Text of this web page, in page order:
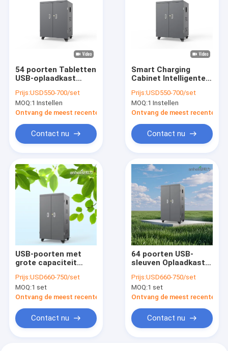
54 poorten Tabletten
USB-oplaadkast
Prijs:USD550-700/set
MOQ:1 Instellen
Ontvang de meest recente Prijs
Contact nu
Smart Charging
Cabinet Intelligente
Trolley
Prijs:USD550-700/set
MOQ:1 Instellen
Ontvang de meest recente
Contact nu
USB-poorten met
grote capaciteit
China
Fabrieksoplaadwagen
Prijs:USD660-750/set
MOQ:1 set
Ontvang de meest recente Prijs
Contact nu
64 poorten USB-
sleuven Oplaadkast
Oplaadwagen
Prijs:USD660-750/set
MOQ:1 set
Ontvang de meest recente
Contact nu